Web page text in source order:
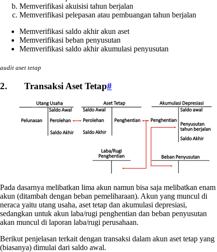
Memverifikasi akuisisi tahun berjalan
Memverifikasi pelepasan atau pembuangan tahun berjalan
Memverifikasi saldo akhir akun aset
Memverifikasi beban penyusutan
Memverifikasi saldo akhir akumulasi penyusutan
audit aset tetap
2. Transaksi Aset Tetap#
Pada dasarnya melibatkan lima akun namun bisa saja melibatkan enam
akun (ditambah dengan beban pemeliharaan). Akun yang muncul di
neraca yaitu utang usaha, aset tetap dan akumulasi depresiasi,
sedangkan untuk akun laba/rugi penghentian dan beban penyusutan
akan muncul di laporan laba/rugi perusahaan.
Berikut penjelasan terkait dengan transaksi dalam akun aset tetap yang
(biasanya) dimulai dari saldo awal.